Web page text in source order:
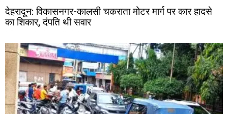
देहरादून: विकासनगर-कालसी चकराता मोटर मार्ग पर कार हादसे
का शिकार, दंपति थी सवार